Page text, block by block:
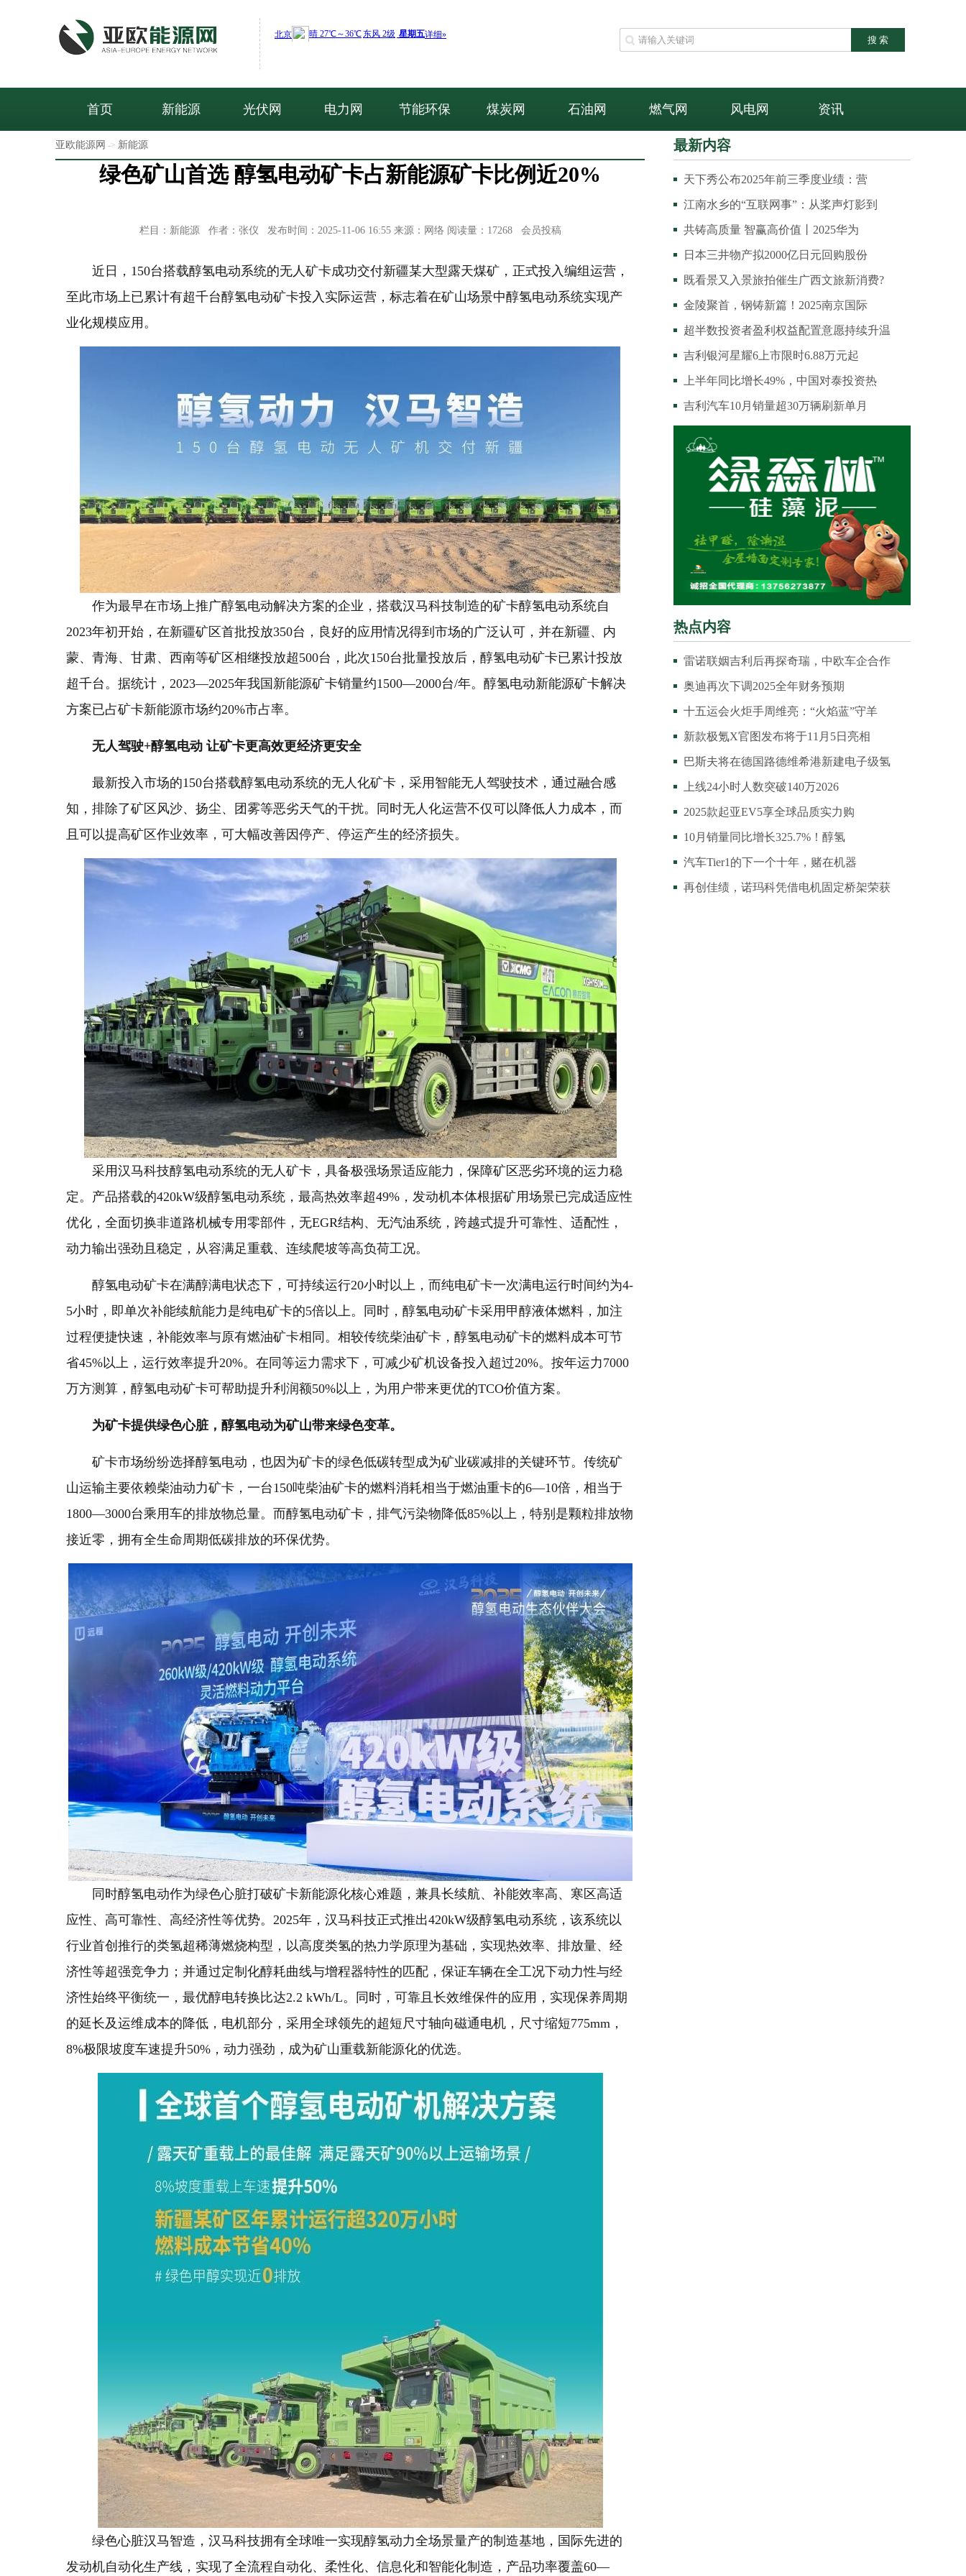
首页 新能源 光伏网 电力网 节能环保 煤炭网 石油网 燃气网 风电网 资讯
亚欧能源网 -> 新能源
绿色矿山首选 醇氢电动矿卡占新能源矿卡比例近20%
栏目：新能源 作者：张仪 发布时间：2025-11-06 16:55 来源：网络 阅读量：17268 会员投稿
近日，150台搭载醇氢电动系统的无人矿卡成功交付新疆某大型露天煤矿，正式投入编组运营，
至此市场上已累计有超千台醇氢电动矿卡投入实际运营，标志着在矿山场景中醇氢电动系统实现产
业化规模应用。
作为最早在市场上推广醇氢电动解决方案的企业，搭载汉马科技制造的矿卡醇氢电动系统自
2023年初开始，在新疆矿区首批投放350台，良好的应用情况得到市场的广泛认可，并在新疆、内
蒙、青海、甘肃、西南等矿区相继投放超500台，此次150台批量投放后，醇氢电动矿卡已累计投放
超千台。据统计，2023—2025年我国新能源矿卡销量约1500—2000台/年。醇氢电动新能源矿卡解决
方案已占矿卡新能源市场约20%市占率。
无人驾驶+醇氢电动 让矿卡更高效更经济更安全
最新投入市场的150台搭载醇氢电动系统的无人化矿卡，采用智能无人驾驶技术，通过融合感
知，排除了矿区风沙、扬尘、团雾等恶劣天气的干扰。同时无人化运营不仅可以降低人力成本，而
且可以提高矿区作业效率，可大幅改善因停产、停运产生的经济损失。
采用汉马科技醇氢电动系统的无人矿卡，具备极强场景适应能力，保障矿区恶劣环境的运力稳
定。产品搭载的420kW级醇氢电动系统，最高热效率超49%，发动机本体根据矿用场景已完成适应性
优化，全面切换非道路机械专用零部件，无EGR结构、无汽油系统，跨越式提升可靠性、适配性，
动力输出强劲且稳定，从容满足重载、连续爬坡等高负荷工况。
醇氢电动矿卡在满醇满电状态下，可持续运行20小时以上，而纯电矿卡一次满电运行时间约为4-
5小时，即单次补能续航能力是纯电矿卡的5倍以上。同时，醇氢电动矿卡采用甲醇液体燃料，加注
过程便捷快速，补能效率与原有燃油矿卡相同。相较传统柴油矿卡，醇氢电动矿卡的燃料成本可节
省45%以上，运行效率提升20%。在同等运力需求下，可减少矿机设备投入超过20%。按年运力7000
万方测算，醇氢电动矿卡可帮助提升利润额50%以上，为用户带来更优的TCO价值方案。
为矿卡提供绿色心脏，醇氢电动为矿山带来绿色变革。
矿卡市场纷纷选择醇氢电动，也因为矿卡的绿色低碳转型成为矿业碳减排的关键环节。传统矿
山运输主要依赖柴油动力矿卡，一台150吨柴油矿卡的燃料消耗相当于燃油重卡的6—10倍，相当于
1800—3000台乘用车的排放物总量。而醇氢电动矿卡，排气污染物降低85%以上，特别是颗粒排放物
接近零，拥有全生命周期低碳排放的环保优势。
同时醇氢电动作为绿色心脏打破矿卡新能源化核心难题，兼具长续航、补能效率高、寒区高适
应性、高可靠性、高经济性等优势。2025年，汉马科技正式推出420kW级醇氢电动系统，该系统以
行业首创推行的类氢超稀薄燃烧构型，以高度类氢的热力学原理为基础，实现热效率、排放量、经
济性等超强竞争力；并通过定制化醇耗曲线与增程器特性的匹配，保证车辆在全工况下动力性与经
济性始终平衡统一，最优醇电转换比达2.2 kWh/L。同时，可靠且长效维保件的应用，实现保养周期
的延长及运维成本的降低，电机部分，采用全球领先的超短尺寸轴向磁通电机，尺寸缩短775mm，
8%极限坡度车速提升50%，动力强劲，成为矿山重载新能源化的优选。
绿色心脏汉马智造，汉马科技拥有全球唯一实现醇氢动力全场景量产的制造基地，国际先进的
发动机自动化生产线，实现了全流程自动化、柔性化、信息化和智能化制造，产品功率覆盖60—
最新内容
天下秀公布2025年前三季度业绩：营
江南水乡的“互联网事”：从桨声灯影到
共铸高质量 智赢高价值丨2025华为
日本三井物产拟2000亿日元回购股份
既看景又入景旅拍催生广西文旅新消费?
金陵聚首，钢铸新篇！2025南京国际
超半数投资者盈利权益配置意愿持续升温
吉利银河星耀6上市限时6.88万元起
上半年同比增长49%，中国对泰投资热
吉利汽车10月销量超30万辆刷新单月
热点内容
雷诺联姻吉利后再探奇瑞，中欧车企合作
奥迪再次下调2025全年财务预期
十五运会火炬手周维亮：“火焰蓝”守羊
新款极氪X官图发布将于11月5日亮相
巴斯夫将在德国路德维希港新建电子级氢
上线24小时人数突破140万2026
2025款起亚EV5享全球品质实力购
10月销量同比增长325.7%！醇氢
汽车Tier1的下一个十年，赌在机器
再创佳绩，诺玛科凭借电机固定桥架荣获